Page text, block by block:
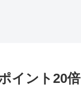
イント20倍